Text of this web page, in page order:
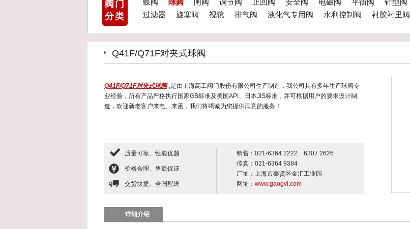
阀门
分类
蝶阀 球阀 闸阀 调节阀 止回阀 安全阀 电磁阀 平衡阀 针型阀
过滤器
旋塞阀 视镜 排气阀 液化气专用阀 水利控制阀 衬胶衬里阀
Q41F/Q71F对夹式球阀
Q41F/Q71F对夹式球阀 ,是由上海高工阀门股份有限公司生产制造，我公司具有多年生产球阀专
业经验，所有产品严格执行国家GB标准及美国API、日本JIS标准，并可根据用户的要求设计制
造，欢迎新老客户来电、来函，我们将竭诚为您提供满意的服务！
质量可靠、性能优越
价格合理、售后保证
交货快捷、全国配送
销售：021-6364 2222 6307 2626
传真：021-6364 9384
厂址：上海市奉贤区金汇工业园
网址： www.gaogvl.com
详细介绍